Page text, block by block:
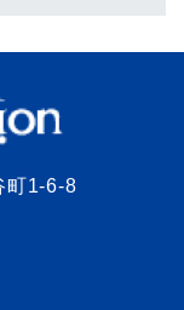
町1-6-8